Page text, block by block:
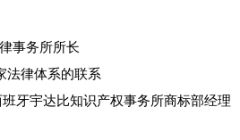
事务所所长
法律体系的联系
牙宇达比知识产权事务所商标部经理